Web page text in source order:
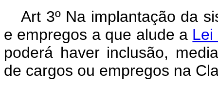
Art 3º Na implantação da
e empregos a que alude a Lei
poderá haver inclusão,
de cargos ou empregos na